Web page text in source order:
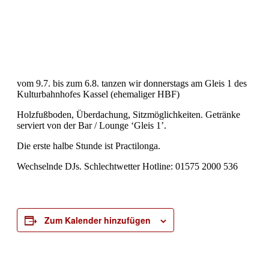
vom 9.7. bis zum 6.8. tanzen wir donnerstags am Gleis 1 des
Kulturbahnhofes Kassel (ehemaliger HBF)
Holzfußboden, Überdachung, Sitzmöglichkeiten. Getränke
serviert von der Bar / Lounge ‘Gleis 1’.
Die erste halbe Stunde ist Practilonga.
Wechselnde DJs. Schlechtwetter Hotline: 01575 2000 536
Zum Kalender hinzufügen